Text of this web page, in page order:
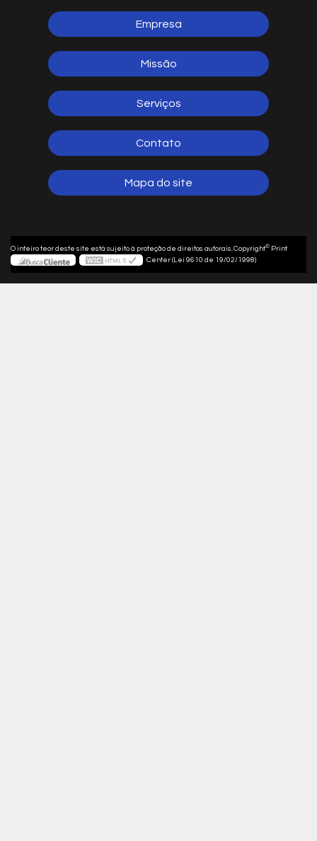
Empresa
Missão
Serviços
Contato
Mapa do site
O inteiro teor deste site está sujeito à proteção de direitos autorais. Copyright© Print
Center (Lei 9610 de 19/02/1998)